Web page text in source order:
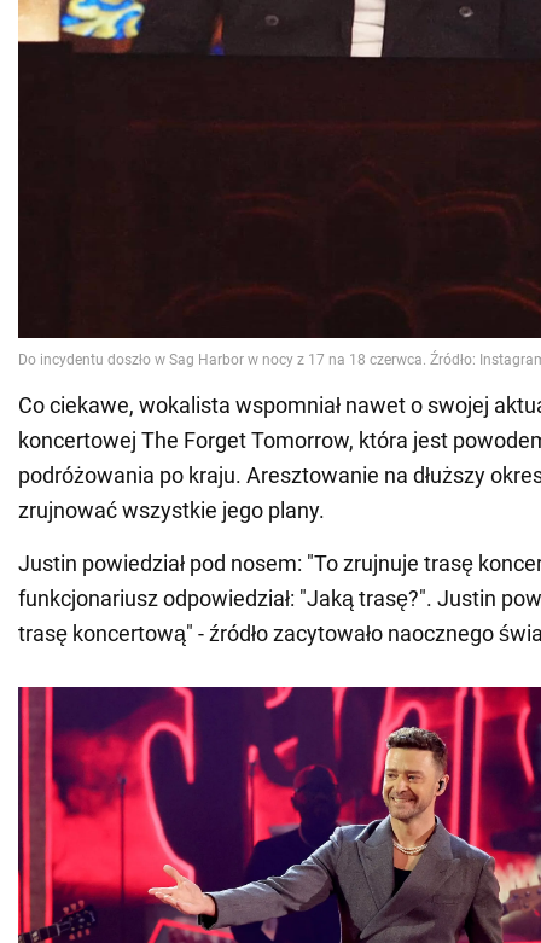
Co ciekawe, wokalista wspomniał nawet o swojej
koncertowej The Forget Tomorrow, która jest
podróżowania po kraju. Aresztowanie na dłuższy
zrujnować wszystkie jego plany.
Justin powiedział pod nosem: "To zrujnuje trasę
funkcjonariusz odpowiedział: "Jaką trasę?". Justin
trasę koncertową" - źródło zacytowało naocznego